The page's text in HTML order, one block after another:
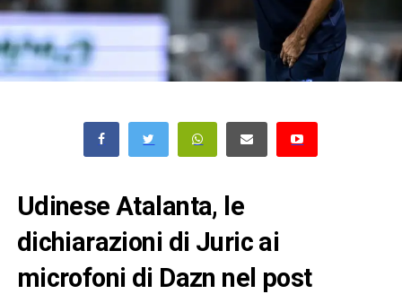
Udinese Atalanta, le
dichiarazioni di Juric ai
microfoni di Dazn nel post